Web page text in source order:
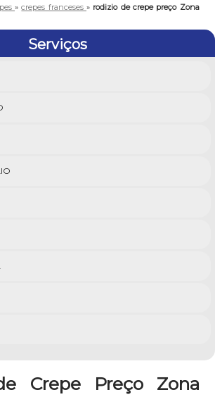
»crepes franceses» rodizio de crepe preço Zona
Serviços
Crepe Preço Zona